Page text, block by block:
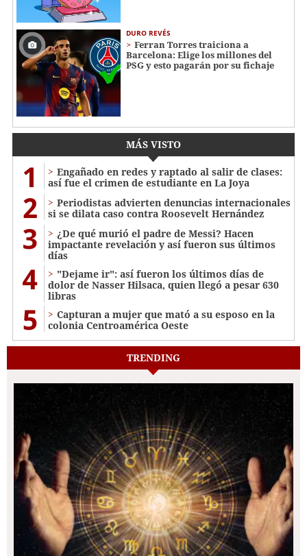
DURO REVÉS
Ferran Torres traiciona a
Barcelona: Elige los millones del
PSG y esto pagarán por su fichaje
MÁS VISTO
1
Engañado en redes y raptado al salir de clases:
así fue el crimen de estudiante en La Joya
2
Periodistas advierten denuncias internacionales
si se dilata caso contra Roosevelt Hernández
3
¿De qué murió el padre de Messi? Hacen
impactante revelación y así fueron sus últimos
días
4
"Dejame ir": así fueron los últimos días de
dolor de Nasser Hilsaca, quien llegó a pesar 630
libras
5
Capturan a mujer que mató a su esposo en la
colonia Centroamérica Oeste
TRENDING